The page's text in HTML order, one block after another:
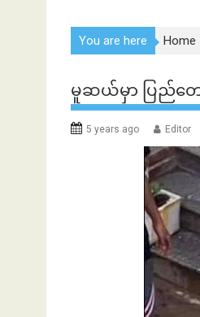
You are here Home
မူဆယ်မှာ ပြည်တေ
5 years ago Editor